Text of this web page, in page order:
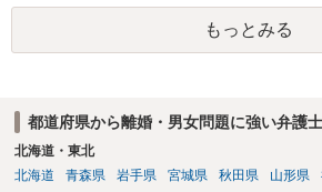
象ですので、上記(1)と(2)を説明できる資料は
に）提出することが必要になります。「フラ
なので、例えば、医学上確立されている
護士へ依頼しても苦労することが強く予想さ
本人申立てをお考えであれば、医学知識はも
れますので、性急な申立てをせず、知識と資
もっとみる
都道府県から離婚・男女問題に強い弁護
北海道・東北
北海道
青森県 岩手県 宮城県 秋田県 山形県